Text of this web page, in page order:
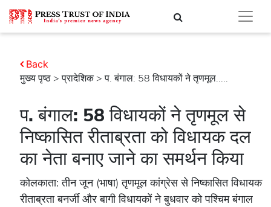
मुख्य पृष्ठ >प्रादेशिक> प. बंगाल: 58 विधायकों ने तृणमूल.....
Back
प. बंगाल: 58 विधायकों ने तृणमूल से
निष्कासित रीताब्रता को विधायक दल
का नेता बनाए जाने का समर्थन किया
कोलकाता: तीन जून (भाषा) तृणमूल कांग्रेस से निष्कासित विधायक
रीताब्रता बनर्जी और बागी विधायकों ने बुधवार को पश्चिम बंगाल